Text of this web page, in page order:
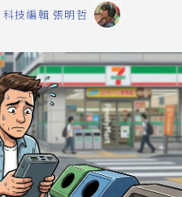
科技編輯 張明哲